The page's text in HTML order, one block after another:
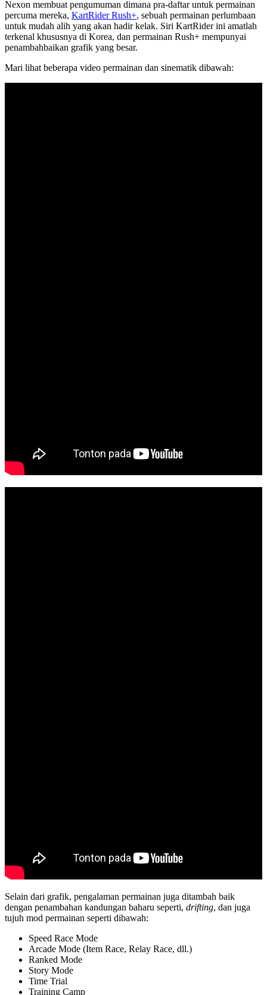
Nexon membuat pengumuman dimana pra-daftar untuk permainan
percuma mereka, KartRider Rush+, sebuah permainan perlumbaan
untuk mudah alih yang akan hadir kelak. Siri KartRider ini amatlah
terkenal khususnya di Korea, dan permainan Rush+ mempunyai
penambahbaikan grafik yang besar.
Mari lihat beberapa video permainan dan sinematik dibawah:
Selain dari grafik, pengalaman permainan juga ditambah baik
dengan penambahan kandungan baharu seperti, drifting, dan juga
tujuh mod permainan seperti dibawah:
Speed Race Mode
Arcade Mode (Item Race, Relay Race, dll.)
Ranked Mode
Story Mode
Time Trial
Training Camp